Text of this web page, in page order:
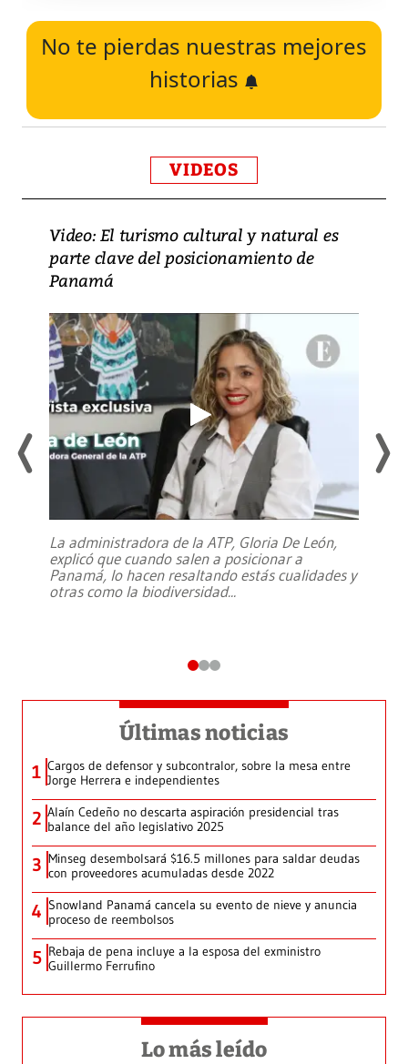
No te pierdas nuestras mejores
historias
VIDEOS
Video: El turismo cultural y natural es
parte clave del posicionamiento de
Panamá
La administradora de la ATP, Gloria De León,
explicó que cuando salen a posicionar a
Panamá, lo hacen resaltando estás cualidades y
otras como la biodiversidad...
Últimas noticias
1 Cargos de defensor y subcontralor, sobre la mesa entre
Jorge Herrera e independientes
2 Alaín Cedeño no descarta aspiración presidencial tras
balance del año legislativo 2025
3 Minseg desembolsará $16.5 millones para saldar deudas
con proveedores acumuladas desde 2022
4 Snowland Panamá cancela su evento de nieve y anuncia
proceso de reembolsos
5 Rebaja de pena incluye a la esposa del exministro
Guillermo Ferrufino
Lo más leído